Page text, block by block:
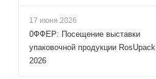
17 июня 2026
0ФФЕР: Посещение выставки
упаковочной продукции RosUpack
2026